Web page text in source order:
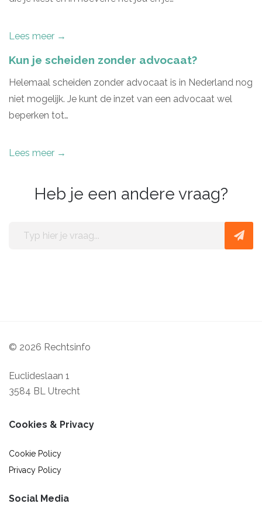
Lees meer →
Kun je scheiden zonder advocaat?
Helemaal scheiden zonder advocaat is in Nederland nog
niet mogelijk. Je kunt de inzet van een advocaat wel
beperken tot…
Lees meer →
Heb je een andere vraag?
© 2026 Rechtsinfo
Euclideslaan 1
3584 BL Utrecht
Cookies & Privacy
Cookie Policy
Privacy Policy
Social Media